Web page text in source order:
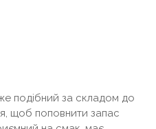
подібний за складом до
щоб поповнити запас